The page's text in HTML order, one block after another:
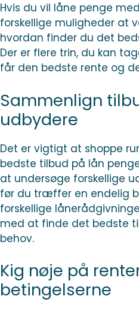
Hvis du vil låne penge
forskellige muligheder at
hvordan finder du det
Der er flere trin, du kan
får den bedste rente og
Sammenlign
udbydere
Det er vigtigt at shoppe
bedste tilbud på lån
at undersøge forskellige
før du træffer en endelig
forskellige
med at finde det bedste
behov.
Kig nøje på
betingelserne